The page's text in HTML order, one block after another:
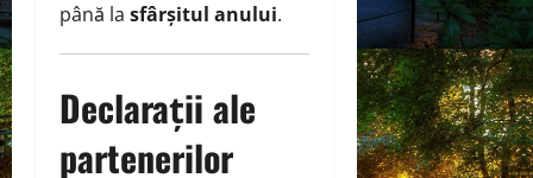
până la sfârșitul anului.
Declarații ale
partenerilor